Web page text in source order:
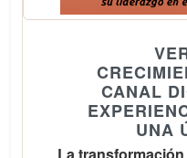
un consumo
CANAL
UNA